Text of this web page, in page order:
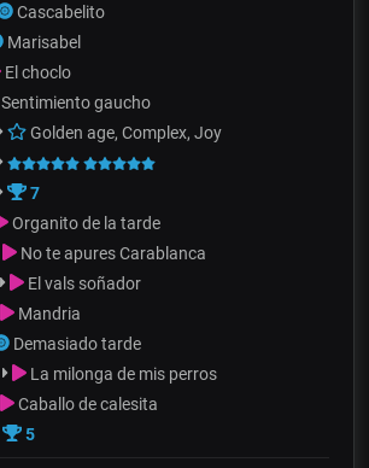
Cascabelito
Marisabel
El choclo
Sentimiento gaucho
Golden age, Complex, Joy
7
Organito de la tarde
No te apures Carablanca
El vals soñador
Mandria
Demasiado tarde
La milonga de mis perros
Caballo de calesita
5